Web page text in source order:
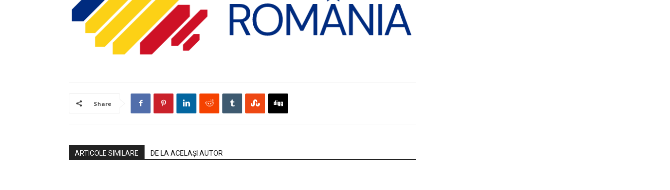
Share
ARTICOLE SIMILARE DE LA ACELAȘI AUTOR